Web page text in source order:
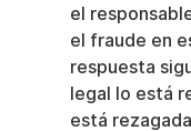
el
el fraude en
respuesta
legal lo está
está